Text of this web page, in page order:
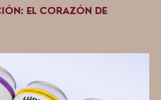
EL CORAZÓN DE